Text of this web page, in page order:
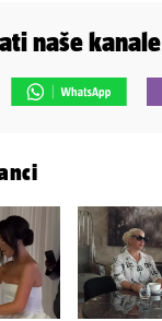
naše kanale